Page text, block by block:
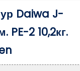
Daiwa J-
PE-2 10,2кг.